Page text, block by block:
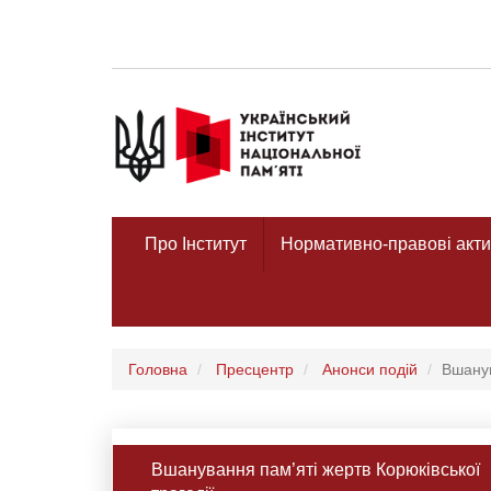
Про Інститут Нормативно-правові акти
Головна Пресцентр Анонси подій
Вшанування пам’яті жертв Корюківської